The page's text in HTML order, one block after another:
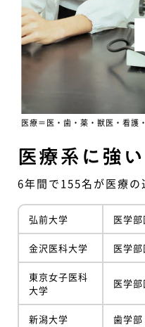
医療系に強い
6年間で155名が医療の
弘前大学 医学
金沢医科大学 医学
東京女子医科
大学
医学
新潟大学 歯学部
医療＝医・歯・薬・獣医・看護